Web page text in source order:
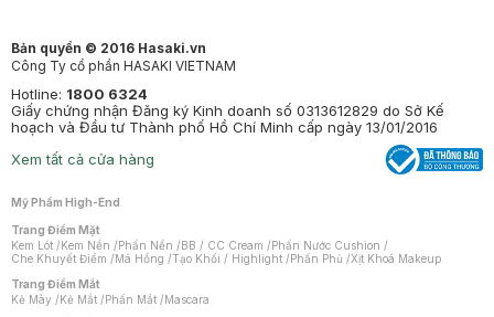
Bản quyền © 2016 Hasaki.vn
Công Ty cổ phần HASAKI VIETNAM
Hotline: 1800 6324
Giấy chứng nhận Đăng ký Kinh doanh số 0313612829 do Sở Kế
hoạch và Đầu tư Thành phố Hồ Chí Minh cấp ngày 13/01/2016
Xem tất cả cửa hàng
Mỹ Phẩm High-End
Trang Điểm Mặt
Kem Lót /Kem Nền /Phấn Nền /BB / CC Cream /Phấn Nước Cushion /
Che Khuyết Điểm /Má Hồng /Tạo Khối / Highlight /Phấn Phủ /Xịt Khoá Makeup
Trang Điểm Mắt
Kẻ Mày /Kẻ Mắt /Phấn Mắt /Mascara